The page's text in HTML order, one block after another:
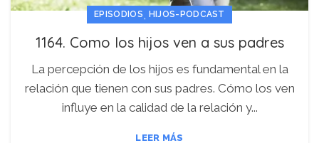
EPISODIOS, HIJOS-PODCAST
1164. Como los hijos ven a sus padres
La percepción de los hijos es fundamental en la
relación que tienen con sus padres. Cómo los ven
influye en la calidad de la relación y...
LEER MÁS